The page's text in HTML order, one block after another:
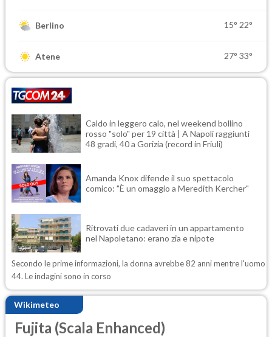
Berlino 15° 22°
Atene 27° 33°
Caldo in leggero calo, nel weekend bollino
rosso "solo" per 19 città | A Napoli raggiunti
48 gradi, 40 a Gorizia (record in Friuli)
Amanda Knox difende il suo spettacolo
comico: "È un omaggio a Meredith Kercher"
Ritrovati due cadaveri in un appartamento
nel Napoletano: erano zia e nipote
Secondo le prime informazioni, la donna avrebbe 82 anni mentre l'uomo
44. Le indagini sono in corso
Wikimeteo
Fujita (Scala Enhanced)